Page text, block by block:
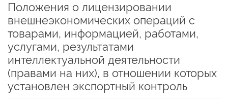
Положения о лицензировании
внешнеэкономических операций с
товарами, информацией, работами,
услугами, результатами
интеллектуальной деятельности
(правами на них), в отношении которых
установлен экспортный контроль